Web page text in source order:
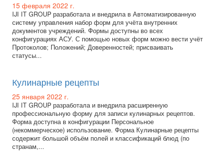
15 февраля 2022 г.
IJI IT GROUP разработала и внедрила в Автоматизированную
систему управления набор форм для учёта внутренних
документов учреждений. Формы доступны во всех
конфигурациях АСУ. С помощью новых форм можно вести учёт
Протоколов; Положений; Доверенностей; присваивать
статусы...
Кулинарные рецепты
25 января 2022 г.
IJI IT GROUP разработала и внедрила расширенную
профессиональную форму для записи кулинарных рецептов.
Форма доступна в конфигурации Персональное
(некоммерческое) использование. Форма Кулинарные рецепты
содержит большой объём полей и классификаций блюд (по
странам,...